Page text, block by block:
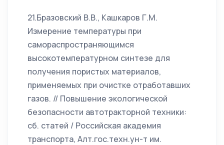
21.Бразовский В.В., Кашкаров Г.М.
Измерение температуры при
самораспространяющимся
высокотемпературном синтезе для
получения пористых материалов,
применяемых при очистке отработавших
газов. // Повышение экологической
безопасности автотракторной техники:
сб. статей / Российская академия
транспорта, Алт.гос.техн.ун-т им.